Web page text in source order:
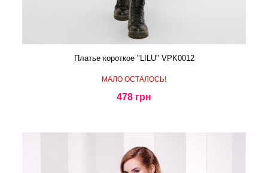
Платье короткое "LILU" VPK0012
МАЛО ОСТАЛОСЬ!
478 грн